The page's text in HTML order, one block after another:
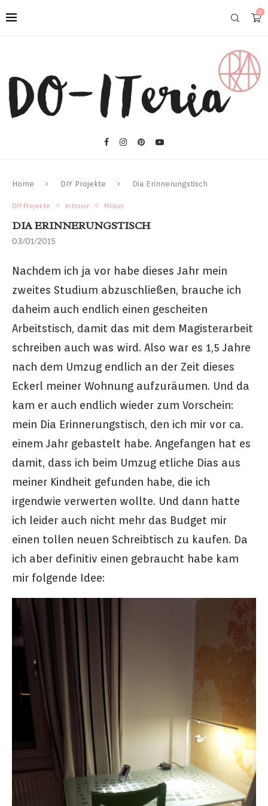
0
Home DIY Projekte Dia Erinnerungstisch
DIY Projekte Interior Möbel
DIA ERINNERUNGSTISCH
03/01/2015
Nachdem ich ja vor habe dieses Jahr mein
zweites Studium abzuschließen, brauche ich
daheim auch endlich einen gescheiten
Arbeitstisch, damit das mit dem Magisterarbeit
schreiben auch was wird. Also war es 1,5 Jahre
nach dem Umzug endlich an der Zeit dieses
Eckerl meiner Wohnung aufzuräumen. Und da
kam er auch endlich wieder zum Vorschein:
mein Dia Erinnerungstisch, den ich mir vor ca.
einem Jahr gebastelt habe. Angefangen hat es
damit, dass ich beim Umzug etliche Dias aus
meiner Kindheit gefunden habe, die ich
irgendwie verwerten wollte. Und dann hatte
ich leider auch nicht mehr das Budget mir
einen tollen neuen Schreibtisch zu kaufen. Da
ich aber definitiv einen gebraucht habe kam
mir folgende Idee: